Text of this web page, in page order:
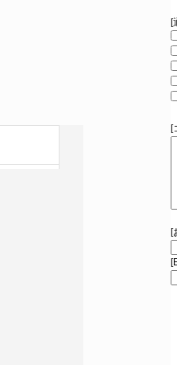
[
[
[